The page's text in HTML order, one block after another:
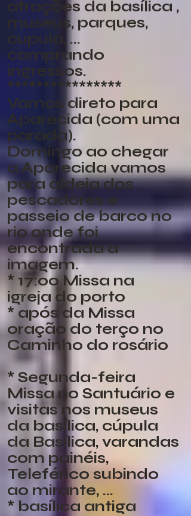
atrações da basílica ,
museus, parques,
cupula, ...
comprando
ingressos.
****************
Vamos direto para
Aparecida (com uma
parada).
Domingo ao chegar
a Aparecida vamos
para aldeia dos
pescadores e
passeio de barco no
rio onde foi
encontrada a
imagem.
* 17:00 Missa na
igreja do porto
* após da Missa
oração do terço no
Caminho do rosário
* Segunda-feira
Missa no Santuário e
visitas nos museus
da basílica, cúpula
da Basílica, varandas
com painéis,
Teleférico subindo
ao mirante, ...
* basílica antiga